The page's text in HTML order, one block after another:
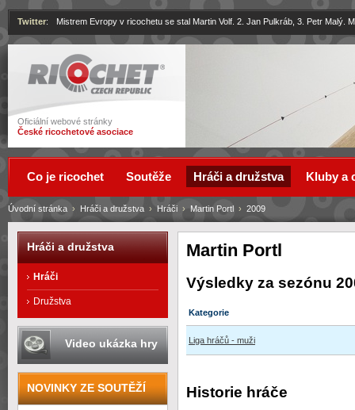
Ricochet
Oficiální webové stránky
České ricochetové asociace
Twitter: Mistrem Evropy v ricochetu se stal Martin Volf. 2. Jan Pulkráb, 3. Petr Malý.
Martin Portl
Výsledky za sezónu
Kategorie
Liga hráčů - muži
Historie hráče
Úvodní stránka › Hráči a družstva › Hráči › Martin Portl › 2009
Co je ricochet Soutěže Hráči a družstva Kluby a
Hráči a družstva
Hráči
Družstva
Video ukázka hry
NOVINKY ZE SOUTĚŽÍ